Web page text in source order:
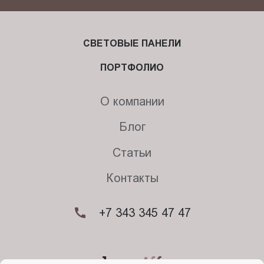
СВЕТОВЫЕ ПАНЕЛИ
ПОРТФОЛИО
О компании
Блог
Статьи
Контакты
+7 343 345 47 47